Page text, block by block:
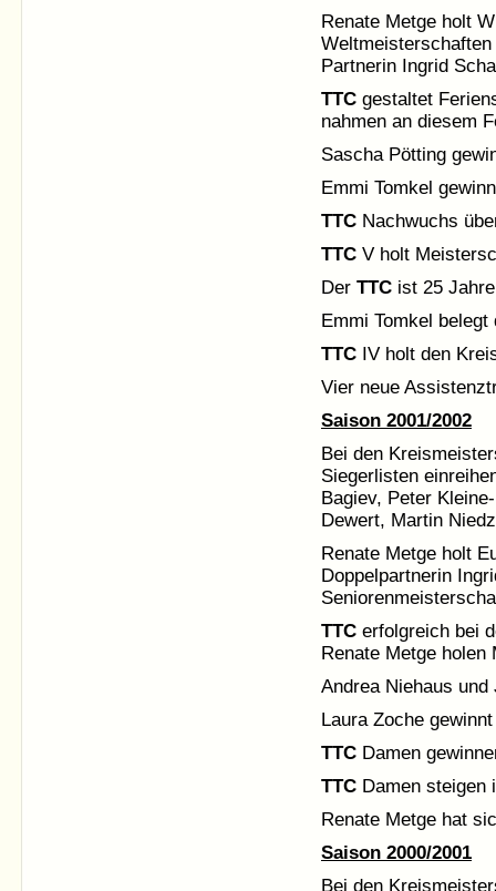
Renate Metge holt
Partnerin Ingrid
TTC gestaltet
nahmen an diesem
Sascha Pötting
Emmi Tomkel
TTC Nachwuchs
TTC V holt
Der TTC ist 25
Emmi Tomkel
TTC IV holt den
Vier neue
Saison 2001/2002
Bei den
Siegerlisten
Bagiev, Peter
Dewert, Martin
Renate Metge holt
Doppelpartnerin
TTC erfolgreich bei
Renate Metge holen
Andrea Niehaus
Laura Zoche
TTC Damen
TTC Damen steigen
Renate Metge hat
Saison 2000/2001
Bei den